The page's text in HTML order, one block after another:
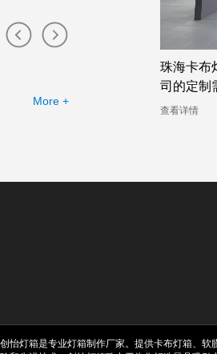
More +
珠海卡布
司的定制
查看详情
创怡灯箱是专业灯箱制作厂家。提供卡布灯箱、